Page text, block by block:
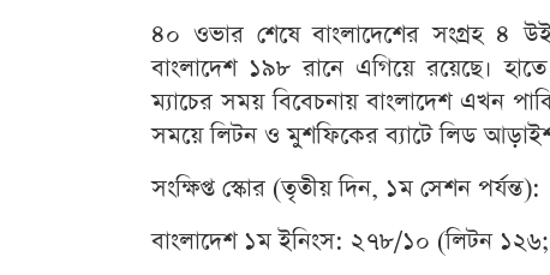
৪০ ওভার শেষে বাংলাদেশের সংগ্রহ ৪
বাংলাদেশ ১৯৮ রানে এগিয়ে রয়েছে।
ম্যাচের সময় বিবেচনায় বাংলাদেশ এখন
সময়ে লিটন ও মুশফিকের ব্যাটে লিড আড়াইশ
সংক্ষিপ্ত স্কোর (তৃতীয় দিন, ১ম সেশন পর্যন্ত):
বাংলাদেশ ১ম ইনিংস: ২৭৮/১০ (লিটন